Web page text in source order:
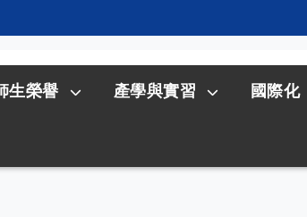
生榮譽 產學與實習 國際化